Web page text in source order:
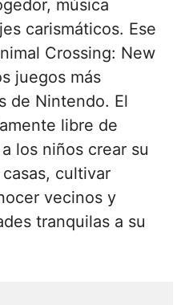
música
carismáticos. Ese
Crossing: New
juegos más
de Nintendo. El
libre de
los niños crear su
cultivar
vecinos y
tranquilas a su